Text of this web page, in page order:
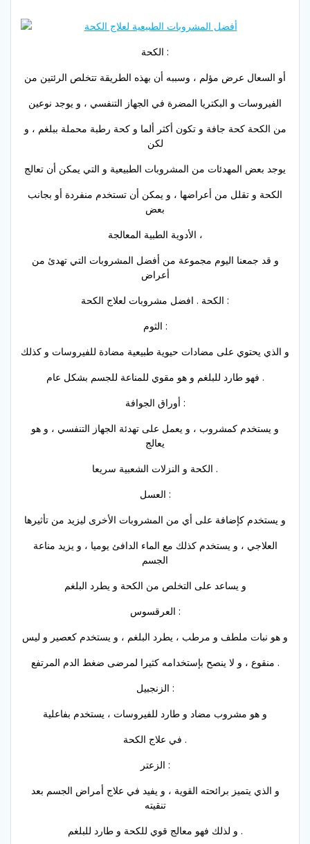
الكحة :
أو السعال عرض مؤلم ، وسببه أن بهذه الطريقة تتخلص الرئتين من
الفيروسات و البكتريا المضرة في الجهاز التنفسي ، و يوجد نوعين
من الكحة كحة جافة و تكون أكثر ألما و كحة رطبة محملة ببلغم ، و
لكن
يوجد بعض المهدئات من المشروبات الطبيعية و التي يمكن أن تعالج
الكحة و تقلل من أعراضها ، و يمكن أن تستخدم منفردة أو بجانب
بعض
الأدوية الطبية المعالجة ،
و قد جمعنا اليوم مجموعة من أفضل المشروبات التي تهدئ من
أعراض
الكحة . افضل مشروبات لعلاج الكحة :
الثوم :
و الذي يحتوي على مضادات حيوية طبيعية مضادة للفيروسات و كذلك
فهو طارد للبلغم و هو مقوي للمناعة للجسم بشكل عام .
أوراق الجوافة :
و يستخدم كمشروب ، و يعمل على تهدئة الجهاز التنفسي ، و هو
يعالج
الكحة و النزلات الشعبية سريعا .
العسل :
و يستخدم كإضافة على أي من المشروبات الأخرى ليزيد من تأثيرها
العلاجي ، و يستخدم كذلك مع الماء الدافئ يوميا ، و يزيد مناعة
الجسم
و يساعد على التخلص من الكحة و يطرد البلغم
العرقسوس :
و هو نبات ملطف و مرطب ، يطرد البلغم ، و يستخدم كعصير و ليس
منقوع ، و لا ينصح بإستخدامه كثيرا لمرضى ضغط الدم المرتفع .
الزنجبيل :
و هو مشروب مضاد و طارد للفيروسات ، يستخدم بفاعلية
في علاج الكحة .
الزعتر :
و الذي يتميز برائحته القوية ، و يفيد في علاج أمراض الجسم بعد
تنقيته
و لذلك فهو معالج قوي للكحة و طارد للبلغم .